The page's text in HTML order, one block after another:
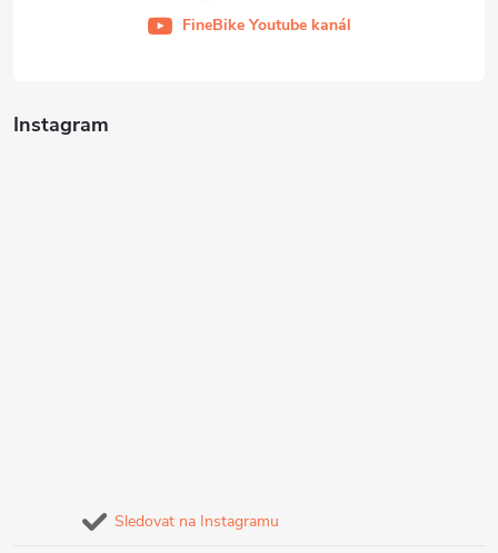
Instagram
Sledovat na Instagramu
FineBike Youtube kanál